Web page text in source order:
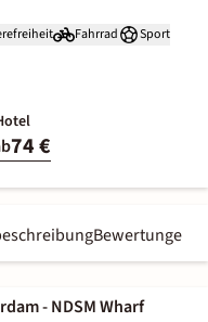
Fahrrad Sport
74 €
Bewertungen
- NDSM Wharf